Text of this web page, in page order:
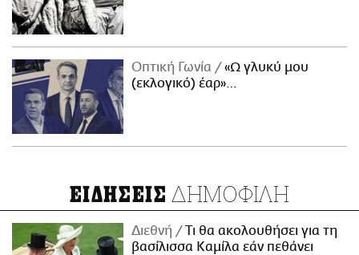
Οπτική Γωνία
«Ω γλυκύ μου
(εκλογικό) έαρ»…
ΕΙΔΗΣΕΙΣ ΔΗΜΟΦΙΛΗ
Διεθνή
Τι θα ακολουθήσει για τη
βασίλισσα Καμίλα εάν πεθάνει